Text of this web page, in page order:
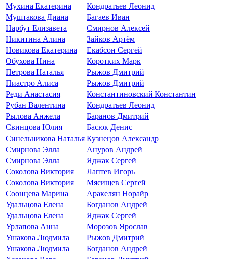
Мухина Екатерина
Кондратьев Леонид
Муштакова Диана
Багаев Иван
Нарбут Елизавета
Смирнов Алексей
Никитина Алина
Зайков Артём
Новикова Екатерина
Екабсон Сергей
Обухова Нина
Коротких Марк
Петрова Наталья
Рыжов Дмитрий
Пиастро Алиса
Рыжов Дмитрий
Реди Анастасия
Константиновский Константин
Рубан Валентина
Кондратьев Леонид
Рылова Анжела
Баранов Дмитрий
Свинцова Юлия
Басюк Денис
Синельникова Наталья Кузнецов Александр
Смирнова Элла
Ануров Андрей
Смирнова Элла
Яджак Сергей
Соколова Виктория
Лаптев Игорь
Соколова Виктория
Мясищев Сергей
Соонцева Марина
Аракелян Норайр
Удальцова Елена
Богданов Андрей
Удальцова Елена
Яджак Сергей
Урлапова Анна
Морозов Ярослав
Ушакова Людмила
Рыжов Дмитрий
Ушакова Людмила
Богданов Андрей